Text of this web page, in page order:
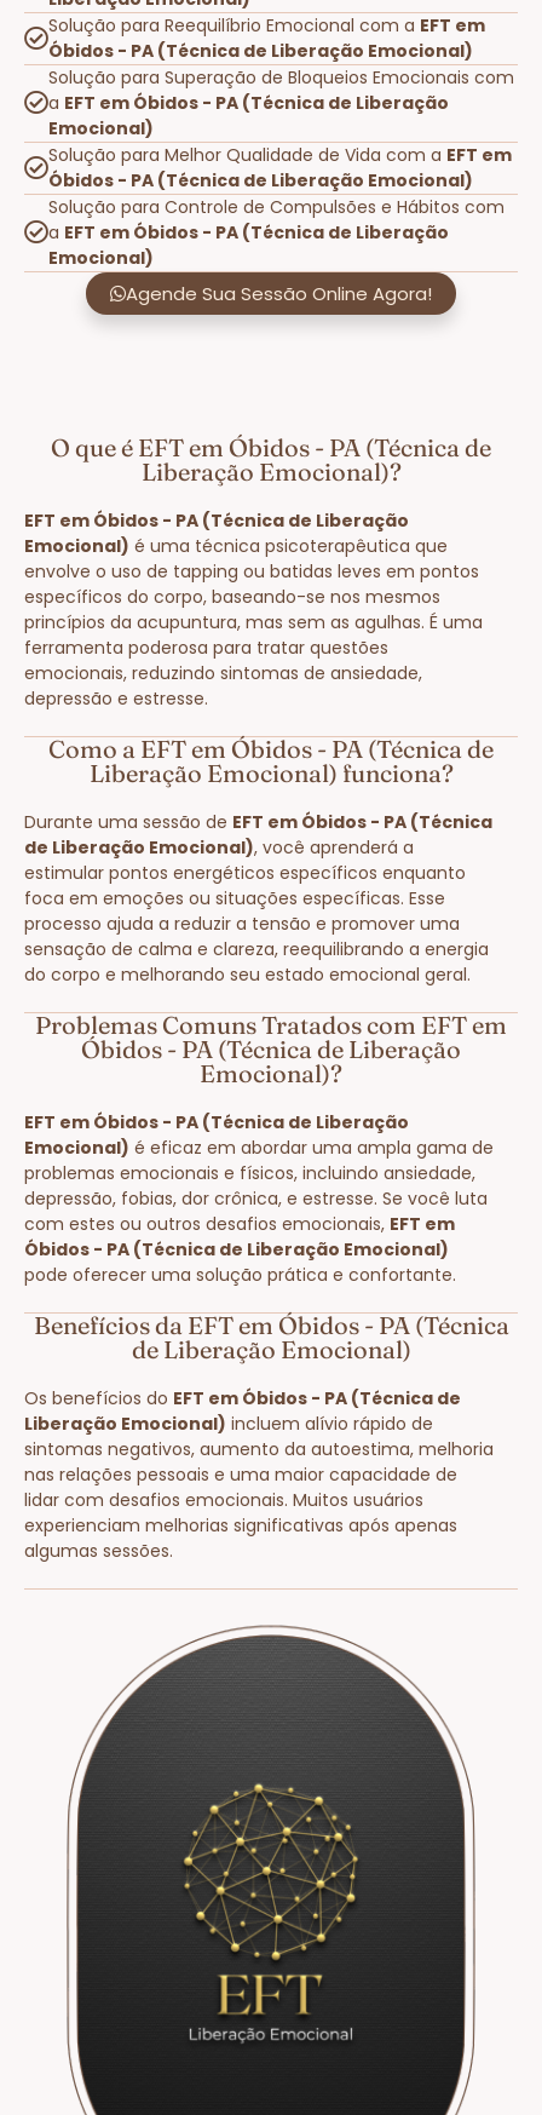
Solução para Reequilíbrio Emocional com a EFT em
Óbidos - PA (Técnica de Liberação Emocional)
Solução para Superação de Bloqueios Emocionais com
a EFT em Óbidos - PA (Técnica de Liberação
Emocional)
Solução para Melhor Qualidade de Vida com a EFT em
Óbidos - PA (Técnica de Liberação Emocional)
Solução para Controle de Compulsões e Hábitos com
a EFT em Óbidos - PA (Técnica de Liberação
Emocional)
Agende Sua Sessão Online Agora!
O que é EFT em Óbidos - PA (Técnica de
Liberação Emocional)?
EFT em Óbidos - PA (Técnica de Liberação
Emocional) é uma técnica psicoterapêutica que
envolve o uso de tapping ou batidas leves em pontos
específicos do corpo, baseando-se nos mesmos
princípios da acupuntura, mas sem as agulhas. É uma
ferramenta poderosa para tratar questões
emocionais, reduzindo sintomas de ansiedade,
depressão e estresse.
Como a EFT em Óbidos - PA (Técnica de
Liberação Emocional) funciona?
Durante uma sessão de EFT em Óbidos - PA (Técnica
de Liberação Emocional), você aprenderá a
estimular pontos energéticos específicos enquanto
foca em emoções ou situações específicas. Esse
processo ajuda a reduzir a tensão e promover uma
sensação de calma e clareza, reequilibrando a energia
do corpo e melhorando seu estado emocional geral.
Problemas Comuns Tratados com EFT em
Óbidos - PA (Técnica de Liberação
Emocional)?
EFT em Óbidos - PA (Técnica de Liberação
Emocional) é eficaz em abordar uma ampla gama de
problemas emocionais e físicos, incluindo ansiedade,
depressão, fobias, dor crônica, e estresse. Se você luta
com estes ou outros desafios emocionais, EFT em
Óbidos - PA (Técnica de Liberação Emocional)
pode oferecer uma solução prática e confortante.
Benefícios da EFT em Óbidos - PA (Técnica
de Liberação Emocional)
Os benefícios do EFT em Óbidos - PA (Técnica de
Liberação Emocional) incluem alívio rápido de
sintomas negativos, aumento da autoestima, melhoria
nas relações pessoais e uma maior capacidade de
lidar com desafios emocionais. Muitos usuários
experienciam melhorias significativas após apenas
algumas sessões.